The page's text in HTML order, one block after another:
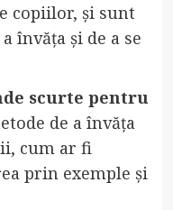
copiilor, și sunt
învăța și de a se
scurte pentru
de a învăța
cum ar fi
prin exemple și